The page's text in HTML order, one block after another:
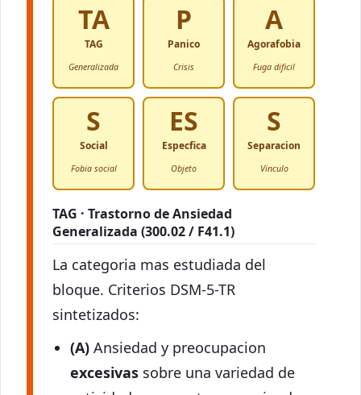
TA
TAG
Generalizada
P
Panico
Crisis
A
Agorafobia
Fuga dificil
S
Social
Fobia social
ES
Especfica
Objeto
S
Separacion
Vinculo
TAG · Trastorno de Ansiedad
Generalizada (300.02 / F41.1)
La categoria mas estudiada del
bloque. Criterios DSM-5-TR
sintetizados:
(A) Ansiedad y preocupacion
excesivas sobre una variedad de